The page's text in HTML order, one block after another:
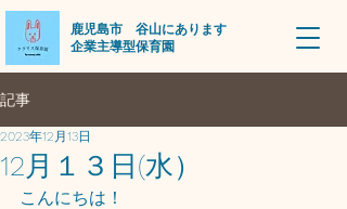
​鹿児島市 谷山にあります
企業主導型保育園
記事
12月１３日(水）
2023年12月13日
こんにちは！